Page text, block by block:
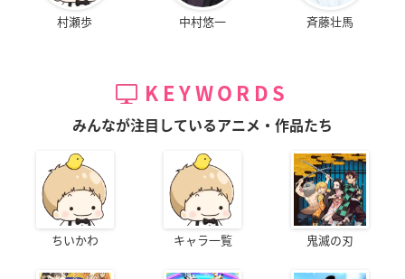
村瀬歩 中村悠一 斉藤壮馬
KEYWORDS
みんなが注目しているアニメ・作品たち
ちいかわ キャラ一覧 鬼滅の刃